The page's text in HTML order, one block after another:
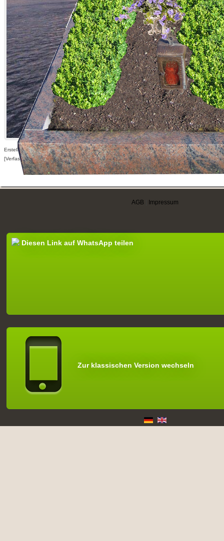
Erstellt am 21.05.2009,
[Verfasser nur für angemeldete Benutzer sichtbar]
AGB Impressum
Diesen Link auf WhatsApp teilen
Zur klassischen Version wechseln